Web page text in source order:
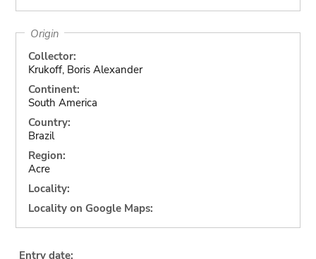
Origin
Collector:
Krukoff, Boris Alexander
Continent:
South America
Country:
Brazil
Region:
Acre
Locality:
Locality on Google Maps:
Entry date: